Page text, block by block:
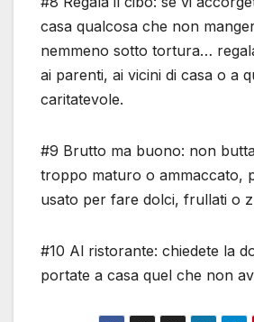
casa qualcosa che non
nemmeno sotto tortura…
ai parenti, ai vicini di casa o a
caritatevole.
#9 Brutto ma buono: non
troppo maturo o ammaccato,
usato per fare dolci, frullati o
#10 Al ristorante: chiedete la
portate a casa quel che non